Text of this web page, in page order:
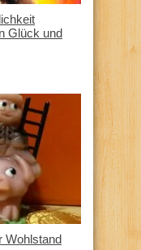
Glück und
Wohlstand